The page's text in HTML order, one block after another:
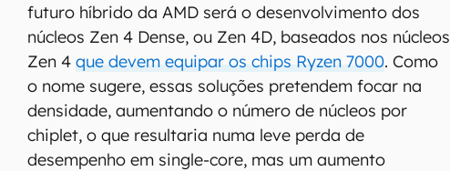
futuro híbrido da AMD será o desenvolvimento dos
núcleos Zen 4 Dense, ou Zen 4D, baseados nos núcleos
Zen 4que devem equipar os chips Ryzen 7000. Como
o nome sugere, essas soluções pretendem focar na
densidade, aumentando o número de núcleos por
chiplet, o que resultaria numa leve perda de
desempenho em single-core, mas um aumento